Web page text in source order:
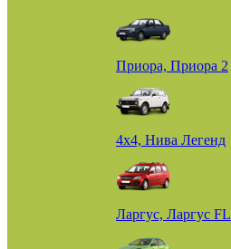
Приора, Приора 2
4х4, Нива Легенд
Ларгус, Ларгус FL